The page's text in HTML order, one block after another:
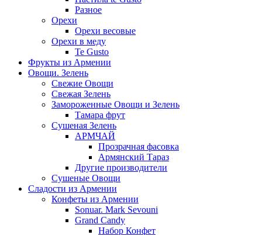
Разное
Орехи
Орехи весовые
Орехи в меду
Te Gusto
Фрукты из Армении
Овощи. Зелень
Свежие Овощи
Свежая Зелень
Замороженные Овощи и Зелень
Тамара фрут
Сушеная Зелень
АРМЧАЙ
Прозрачная фасовка
Армянский Тараз
Другие производители
Сушеные Овощи
Сладости из Армении
Конфеты из Армении
Sonuar. Mark Sevouni
Grand Candy
Набор Конфет